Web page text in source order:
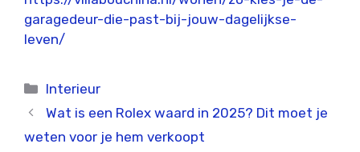
garagedeur-die-past-bij-jouw-dagelijkse-
leven/
Categorieën
Interieur
Wat is een Rolex waard in 2025? Dit moet je
weten voor je hem verkoopt